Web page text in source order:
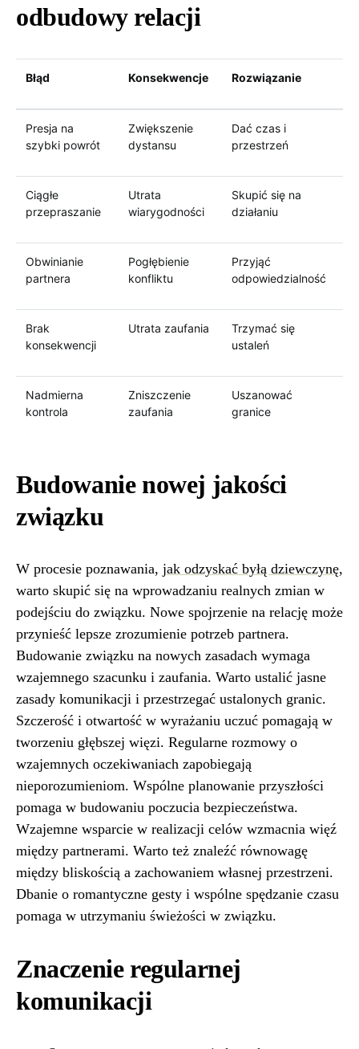
odbudowy relacji
Błąd Konsekwencje Rozwiązanie
Presja na
szybki powrót
Zwiększenie
dystansu
Dać czas i
przestrzeń
Ciągłe
przepraszanie
Utrata
wiarygodności
Skupić się na
działaniu
Obwinianie
partnera
Pogłębienie
konfliktu
Przyjąć
odpowiedzialność
Brak
konsekwencji
Utrata zaufania
Trzymać się
ustaleń
Nadmierna
kontrola
Zniszczenie
zaufania
Uszanować
granice
Budowanie nowej jakości
związku
W procesie poznawania, jak odzyskać byłą dziewczynę,
warto skupić się na wprowadzaniu realnych zmian w
podejściu do związku. Nowe spojrzenie na relację może
przynieść lepsze zrozumienie potrzeb partnera.
Budowanie związku na nowych zasadach wymaga
wzajemnego szacunku i zaufania. Warto ustalić jasne
zasady komunikacji i przestrzegać ustalonych granic.
Szczerość i otwartość w wyrażaniu uczuć pomagają w
tworzeniu głębszej więzi. Regularne rozmowy o
wzajemnych oczekiwaniach zapobiegają
nieporozumieniom. Wspólne planowanie przyszłości
pomaga w budowaniu poczucia bezpieczeństwa.
Wzajemne wsparcie w realizacji celów wzmacnia więź
między partnerami. Warto też znaleźć równowagę
między bliskością a zachowaniem własnej przestrzeni.
Dbanie o romantyczne gesty i wspólne spędzanie czasu
pomaga w utrzymaniu świeżości w związku.
Znaczenie regularnej
komunikacji